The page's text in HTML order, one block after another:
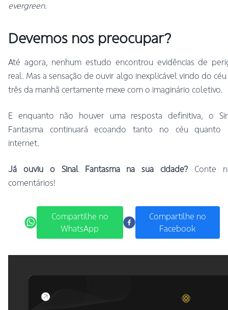
evergreen.
Devemos nos preocupar?
Até agora, nenhum estudo encontrou evidências de
real. Mas a sensação de ouvir algo inexplicável vindo do céu
três da manhã certamente mexe com o imaginário coletivo.
E enquanto não houver uma resposta definitiva, o
Fantasma continuará ecoando tanto no céu quanto
internet.
Já ouviu o Sinal Fantasma na sua cidade? Conte
comentários!
Compartilhe no
WhatsApp
Compartilhe no
Facebook